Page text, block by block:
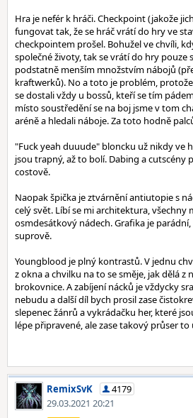
Hra je nefér k hráči. Checkpoint (jakože
fungovat tak, že se hráč vrátí do hry ve
checkpointem prošel. Bohužel ve chvíli,
společné životy, tak se vrátí do hry pouze
podstatně menším množstvím nábojů
kraftwerků). No a toto je problém,
se dostali vždy u bossů, kteří se tím
místo soustředění se na boj jsme v tom
aréně a hledali náboje. Za toto hodně
"Fuck yeah duuude" bloncku už nikdy ve
jsou trapný, až to bolí. Dabing a cutscény
costově.
Naopak špička je ztvárnění antiutopie s
celý svět. Líbí se mi architektura, všechny
osmdesátkový nádech. Grafika je
suprově.
Youngblood je plný kontrastů. V jednu
z okna a chvilku na to se směje, jak dělá z
brokovnice. A zabíjení nácků je vždycky
nebudu a další díl bych prosil zase
slepenec žánrů a vykrádačku her, které
lépe připravené, ale zase takový průser to
RemixSvK
4179
29.03.2021 20:21